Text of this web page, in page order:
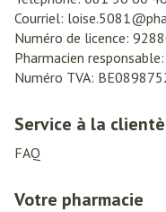
Courriel: loise.5081@
Numéro de licence:
Pharmacien responsable:
Numéro TVA:
Service à la
FAQ
Votre pharmacie